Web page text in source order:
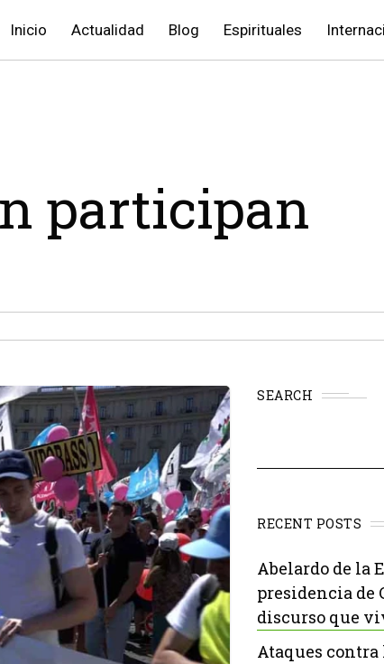
Inicio Actualidad Blog Espirituales
participan
SEARCH
RECENT POSTS
Abelardo de la
presidencia de
discurso que
Ataques